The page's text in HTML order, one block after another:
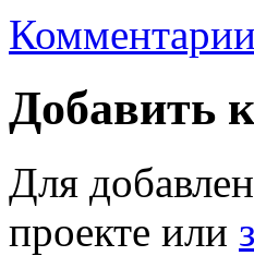
Добавить
Для
проекте или